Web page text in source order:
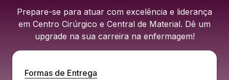
Prepare-se para atuar com excelência e liderança
em Centro Cirúrgico e Central de Material. Dê um
upgrade na sua carreira na enfermagem!
Formas de Entrega